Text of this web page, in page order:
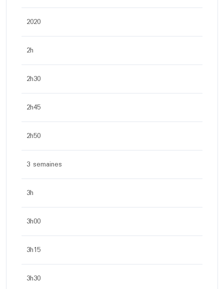
2020
2h
2h30
2h45
2h50
3 semaines
3h
3h00
3h15
3h30